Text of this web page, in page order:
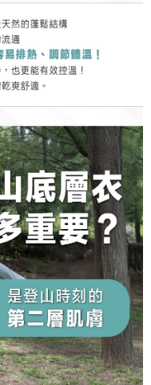
。若發現惡意使用之情形，
額度並採取法律行動。